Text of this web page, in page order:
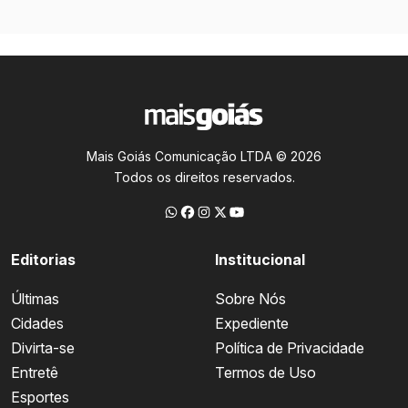
Mais Goiás Comunicação LTDA © 2026
Todos os direitos reservados.
Editorias
Últimas
Cidades
Divirta-se
Entretê
Esportes
Institucional
Sobre Nós
Expediente
Política de Privacidade
Termos de Uso